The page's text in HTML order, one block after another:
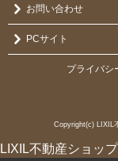
お問い合わせ
PCサイト
プライバシ
Copyright(c) LIXIL
LIXIL不動産ショッ